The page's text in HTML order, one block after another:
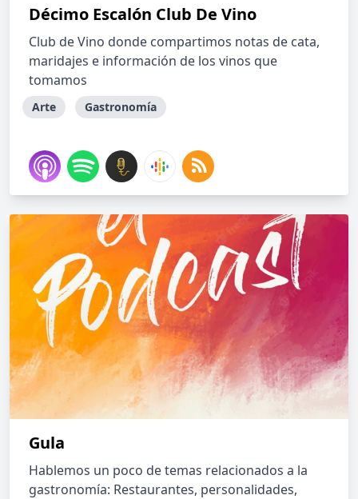
Décimo Escalón Club De Vino
Club de Vino donde compartimos notas de cata,
maridajes e información de los vinos que
tomamos
Arte Gastronomía
Gula
Hablemos un poco de temas relacionados a la
gastronomía: Restaurantes, personalidades,